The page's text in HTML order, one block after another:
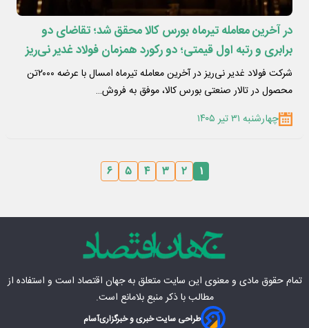
در آخرین معامله تیرماه بورس کالا محقق شد؛ تقاضای دو
برابری و رتبه اول قیمتی؛ دو رکورد همزمان فولاد غدیر نی‌ریز
شرکت فولاد غدیر نی‌ریز در آخرین معامله تیرماه امسال با عرضه ۲۰۰۰تن
محصول در تالار صنعتی بورس کالا، موفق به فروش…
چهارشنبه ۳۱ تیر ۱۴۰۵
۱ ۲ ۳ ۴ ۵ ۶
تمام حقوق مادی‌ و معنوی این سایت متعلق بهجهان اقتصاد است و استفاده از
مطالب با ذکر منبع بلامانع است.
طراحی سایت خبری و خبرگزاریآسام